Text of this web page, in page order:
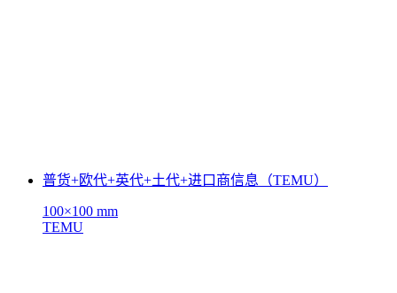
普货+欧代+英代+土代+进口商信息（TEMU）
100×100 mm
TEMU